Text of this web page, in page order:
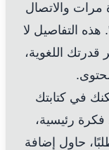
مرات والاتصال
التفاصيل لا
اللغوية،
في كتابتك
فكرة رئيسية،
حاول إضافة